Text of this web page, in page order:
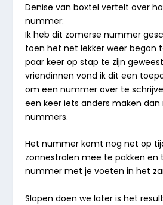
Denise van boxtel vertelt over
nummer:
Ik heb dit zomerse nummer
toen het net lekker weer begon
paar keer op stap te zijn
vriendinnen vond ik dit een
om een nummer over te
een keer iets anders maken
nummers.
Het nummer komt nog net op
zonnestralen mee te pakken en
nummer met je voeten in het
Slapen doen we later is het